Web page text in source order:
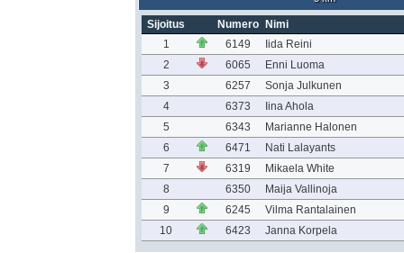
Sijoitus Numero
Nimi
1
6149
Iida Reini
2
6065
Enni Luoma
3
6257
Sonja Julkunen
4
6373
Iina Ahola
5
6343
Marianne Halonen
6
6471
Nati Lalayants
7
6319
Mikaela White
8
6350
Maija Vallinoja
9
6245
Vilma Rantalainen
10
6423 Janna Korpela